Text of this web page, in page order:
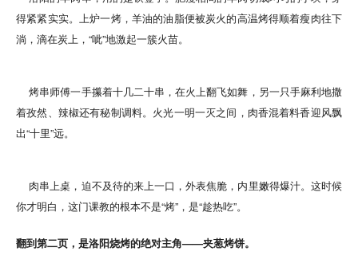
得紧紧实实。上炉一烤，羊油的油脂便被炭火的高温烤得顺着瘦肉往下
淌，滴在炭上，“呲”地激起一簇火苗。
烤串师傅一手攥着十几二十串，在火上翻飞如舞，另一只手麻利地撒
着孜然、辣椒还有秘制调料。火光一明一灭之间，肉香混着料香迎风飘
出“十里”远。
肉串上桌，迫不及待的来上一口，外表焦脆，内里嫩得爆汁。这时候
你才明白，这门课教的根本不是“烤”，是“趁热吃”。
翻到第二页，是洛阳烧烤的绝对主角——夹葱烤饼。